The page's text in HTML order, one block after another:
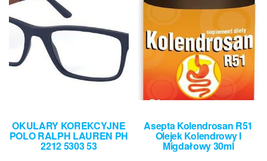
OKULARY KOREKCYJNE
POLO RALPH LAUREN PH
2212 5303 53
Asepta Kolendrosan R51
Olejek Kolendrowy I
Migdałowy 30ml